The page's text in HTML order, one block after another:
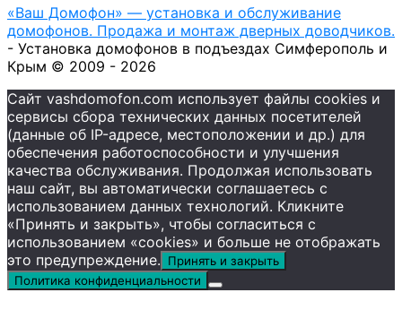
«Ваш Домофон» — установка и обслуживание
домофонов. Продажа и монтаж дверных доводчиков.
- Установка домофонов в подъездах Симферополь и
Крым © 2009 - 2026
Сайт vashdomofon.com использует файлы cookies и
сервисы сбора технических данных посетителей
(данные об IP-адресе, местоположении и др.) для
обеспечения работоспособности и улучшения
качества обслуживания. Продолжая использовать
наш сайт, вы автоматически соглашаетесь с
использованием данных технологий. Кликните
«Принять и закрыть», чтобы согласиться с
использованием «cookies» и больше не отображать
это предупреждение.
Принять и закрыть
Политика конфиденциальности